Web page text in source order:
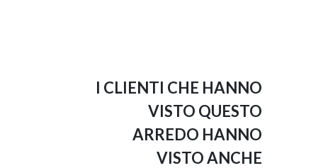
I CLIENTI CHE HANNO
VISTO QUESTO
ARREDO HANNO
VISTO ANCHE